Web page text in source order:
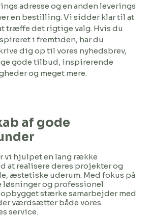
adresse og en anden leverings
en bestilling. Vi sidder klar til at
træffe det rigtige valg. Hvis du
i fremtiden, har du
dig op til vores nyhedsbrev,
gode tilbud, inspirerende
og meget mere.
af gode
vi hjulpet en lang række
at realisere deres projekter og
æstetiske uderum. Med fokus på
løsninger og professionel
stærke samarbejder med
værdsætter både vores
service.